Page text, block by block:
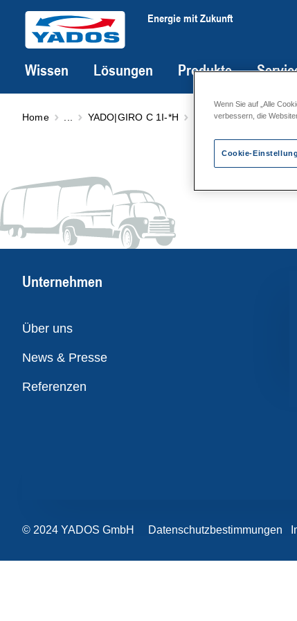
Energie mit Zukunft
Wissen Lösungen Produkte
Home YADO|GIRO C 1I-*H standardisierte
Unternehmen
Übersicht
Über uns
News & Presse
Referenzen
© 2024 YADOS GmbH Datenschutzbestimmungen
Wenn Sie auf „Alle
verbessern, die
Cookie-